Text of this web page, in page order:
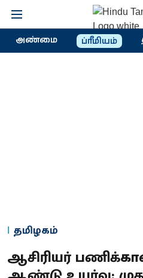
அண்மை ப்ரீமியம்
தமிழகம்
ஆசிரியர்